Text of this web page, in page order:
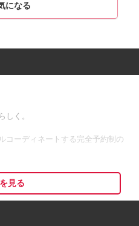
になる
しく。
コーディネートする完全予約制の
。
アップ研修もご用意しているの
見る